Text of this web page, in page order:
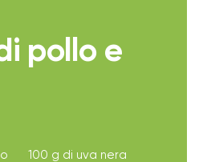
pollo e
100 g di uva nera